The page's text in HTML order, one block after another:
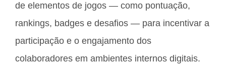
de elementos de jogos — como pontuação,
rankings, badges e desafios — para incentivar a
participação e o engajamento dos
colaboradores em ambientes internos digitais.